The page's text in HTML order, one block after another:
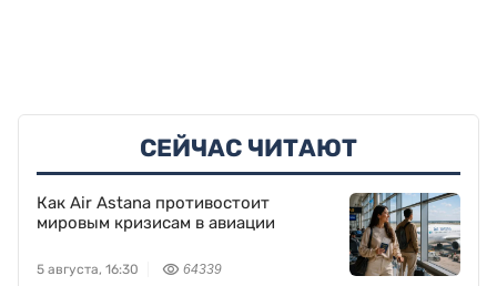
СЕЙЧАС ЧИТАЮТ
Как Air Astana противостоит
мировым кризисам в авиации
5 августа, 16:30 64339